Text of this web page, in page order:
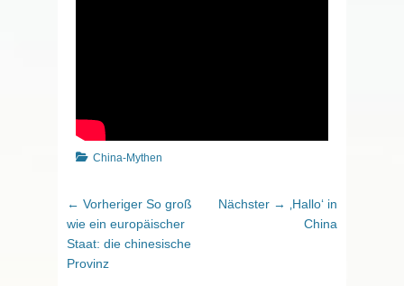
Kategorien
China-Mythen
Beitragsnavigation
← Vorheriger Vorheriger
Beitrag:
So groß
wie ein europäischer
Staat: die chinesische
Provinz
Nächster →
Nächster
Beitrag:
‚Hallo‘ in
China